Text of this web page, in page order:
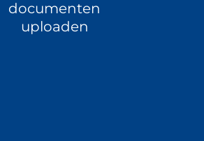
documenten
uploaden